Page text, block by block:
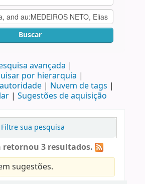
Buscar
avançada
por hierarquia
Nuvem de tags
Sugestões de aquisição
Filtre sua pesquisa
retornou 3 resultados.
sugestões.